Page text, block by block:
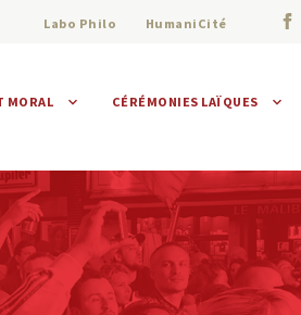
Labo Philo HumaniCité
MORAL
Individuelle
Collective
CÉRÉMONIES LAÏQUES